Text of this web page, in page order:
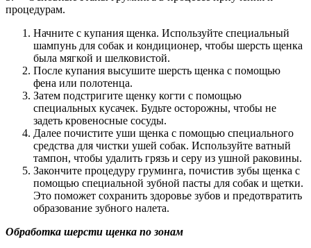
процедурам.
Начните с купания щенка. Используйте специальный
шампунь для собак и кондиционер, чтобы шерсть щенка
была мягкой и шелковистой.
После купания высушите шерсть щенка с помощью
фена или полотенца.
Затем подстригите щенку когти с помощью
специальных кусачек. Будьте осторожны, чтобы не
задеть кровеносные сосуды.
Далее почистите уши щенка с помощью специального
средства для чистки ушей собак. Используйте ватный
тампон, чтобы удалить грязь и серу из ушной раковины.
Закончите процедуру груминга, почистив зубы щенка с
помощью специальной зубной пасты для собак и щетки.
Это поможет сохранить здоровье зубов и предотвратить
образование зубного налета.
Обработка шерсти щенка по зонам